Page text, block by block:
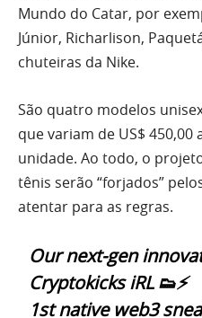
Mundo do Catar, por
Júnior, Richarlison,
chuteiras da Nike.
São quatro modelos
que variam de US$ 450,00
unidade. Ao todo, o
tênis serão “forjados”
atentar para as regras.
Our next-gen
Cryptokicks iRL 👟⚡️
1st native web3